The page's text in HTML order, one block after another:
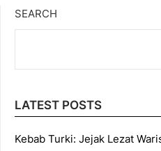
SEARCH
LATEST POSTS
Kebab Turki: Jejak Lezat